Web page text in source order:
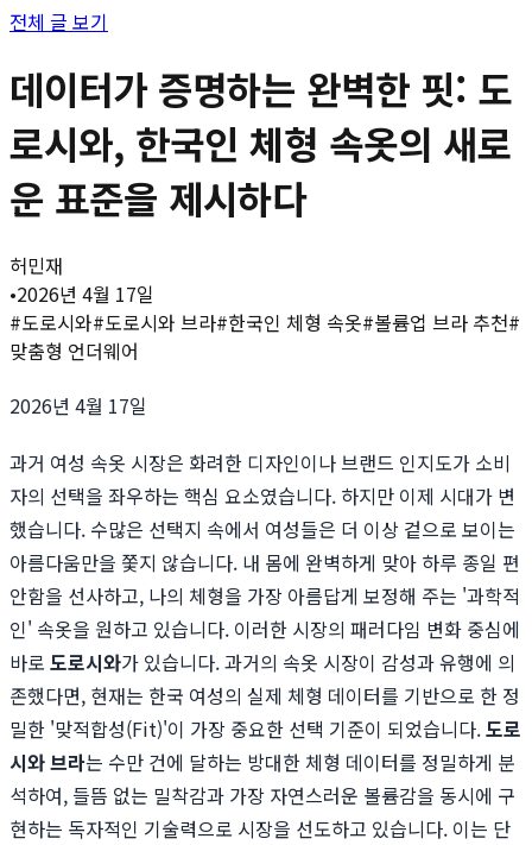
전체 글 보기
데이터가 증명하는 완벽한 핏: 도
로시와, 한국인 체형 속옷의 새로
운 표준을 제시하다
허민재
•2026년 4월 17일
#도로시와#도로시와 브라#한국인 체형 속옷#볼륨업 브라 추천#
맞춤형 언더웨어
2026년 4월 17일
과거 여성 속옷 시장은 화려한 디자인이나 브랜드 인지도가 소비
자의 선택을 좌우하는 핵심 요소였습니다. 하지만 이제 시대가 변
했습니다. 수많은 선택지 속에서 여성들은 더 이상 겉으로 보이는
아름다움만을 쫓지 않습니다. 내 몸에 완벽하게 맞아 하루 종일 편
안함을 선사하고, 나의 체형을 가장 아름답게 보정해 주는 '과학적
인' 속옷을 원하고 있습니다. 이러한 시장의 패러다임 변화 중심에
바로 도로시와가 있습니다. 과거의 속옷 시장이 감성과 유행에 의
존했다면, 현재는 한국 여성의 실제 체형 데이터를 기반으로 한 정
밀한 '맞적합성(Fit)'이 가장 중요한 선택 기준이 되었습니다.도로
시와 브라는 수만 건에 달하는 방대한 체형 데이터를 정밀하게 분
석하여, 들뜸 없는 밀착감과 가장 자연스러운 볼륨감을 동시에 구
현하는 독자적인 기술력으로 시장을 선도하고 있습니다. 이는 단